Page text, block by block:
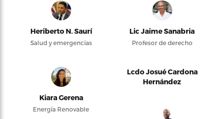
Heriberto N. Saurí
Salud y emergencias
Lic Jaime Sanabria
Profesor de derecho
Kiara Gerena
Energía Renovable
Lcdo Josué Cardona
Hernández